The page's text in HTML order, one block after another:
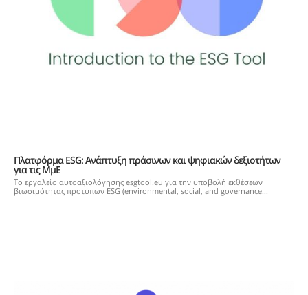
Πλατφόρμα ESG: Ανάπτυξη πράσινων και ψηφιακών δεξιοτήτων
για τις ΜμΕ
Το εργαλείο αυτοαξιολόγησης esgtool.eu για την υποβολή εκθέσεων
βιωσιμότητας προτύπων ESG (environmental, social, and governance...